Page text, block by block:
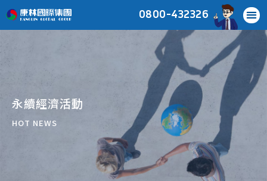
0800-432326
永續經濟活動
HOT NEWS